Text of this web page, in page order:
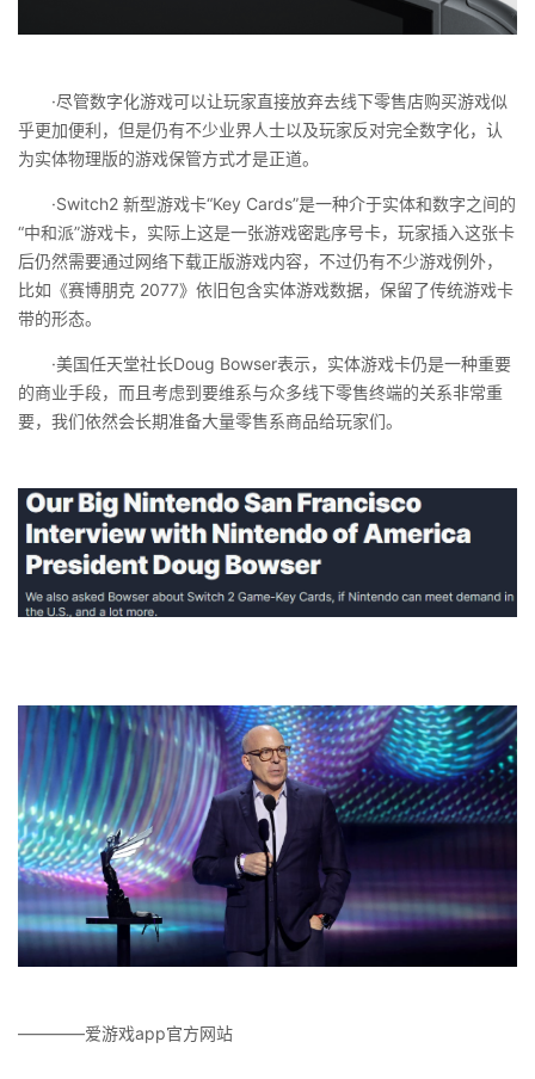
·尽管数字化游戏可以让玩家直接放弃去线下零售店购买游戏似
乎更加便利，但是仍有不少业界人士以及玩家反对完全数字化，认
为实体物理版的游戏保管方式才是正道。
·Switch2 新型游戏卡“Key Cards”是一种介于实体和数字之间的
“中和派”游戏卡，实际上这是一张游戏密匙序号卡，玩家插入这张卡
后仍然需要通过网络下载正版游戏内容，不过仍有不少游戏例外，
比如《赛博朋克 2077》依旧包含实体游戏数据，保留了传统游戏卡
带的形态。
·美国任天堂社长Doug Bowser表示，实体游戏卡仍是一种重要
的商业手段，而且考虑到要维系与众多线下零售终端的关系非常重
要，我们依然会长期准备大量零售系商品给玩家们。
————爱游戏app官方网站